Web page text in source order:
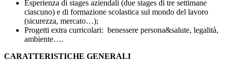
Esperienza di stages aziendali (due stages di tre settimane
ciascuno) e di formazione scolastica sul mondo del lavoro
(sicurezza, mercato…);
Progetti extra curricolari: benessere persona&salute, legalità,
ambiente….
CARATTERISTICHE GENERALI